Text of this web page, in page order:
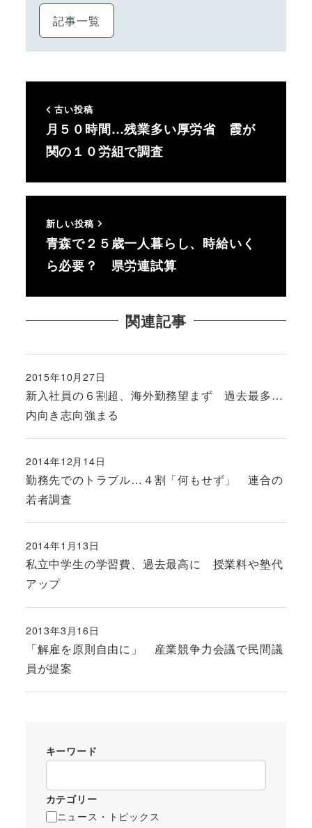
記事一覧
古い投稿
月５０時間…残業多い厚労省 霞が
関の１０労組で調査
新しい投稿
青森で２５歳一人暮らし、時給いく
ら必要？ 県労連試算
関連記事
新入社員の６割超、海外勤務望まず 過去最多…
内向き志向強まる
投稿日
2015年10月27日
勤務先でのトラブル…４割「何もせず」 連合の
若者調査
投稿日
2014年12月14日
私立中学生の学習費、過去最高に 授業料や塾代
アップ
投稿日
2014年1月13日
「解雇を原則自由に」 産業競争力会議で民間議
員が提案
投稿日
2013年3月16日
キーワード
カテゴリー
ニュース・トピックス